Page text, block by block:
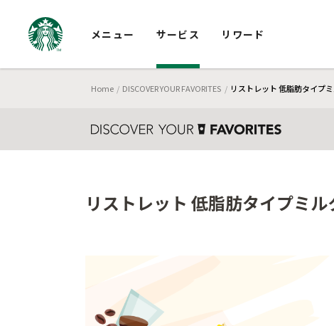
メニュー サービス リワード
Home DISCOVER YOUR FAVORITES リストレット 低脂肪タイプ
リストレット 低脂肪タイプミ